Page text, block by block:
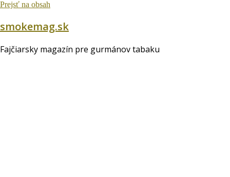
Prejsť na obsah
smokemag.sk
Fajčiarsky magazín pre gurmánov tabaku